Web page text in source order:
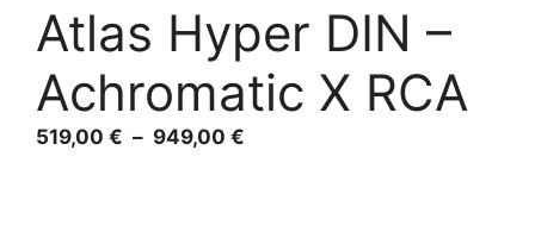
Atlas Hyper DIN –
Achromatic X RCA
519,00 € – 949,00 €